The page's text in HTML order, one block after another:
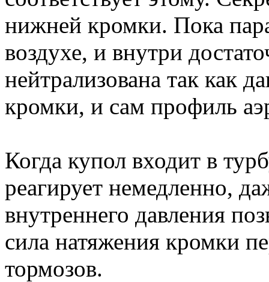
нижней кромки. Пока
воздухе, и внутри
нейтрализована так как
кромки, и сам профиль
Когда купол входит в
реагирует немедленно,
внутреннего давления
сила натяжения кромки
тормозов.